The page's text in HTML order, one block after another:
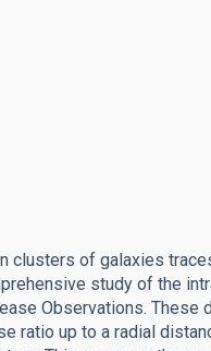
clusters of galaxies
study of the
Observations.
ratio up to a radial